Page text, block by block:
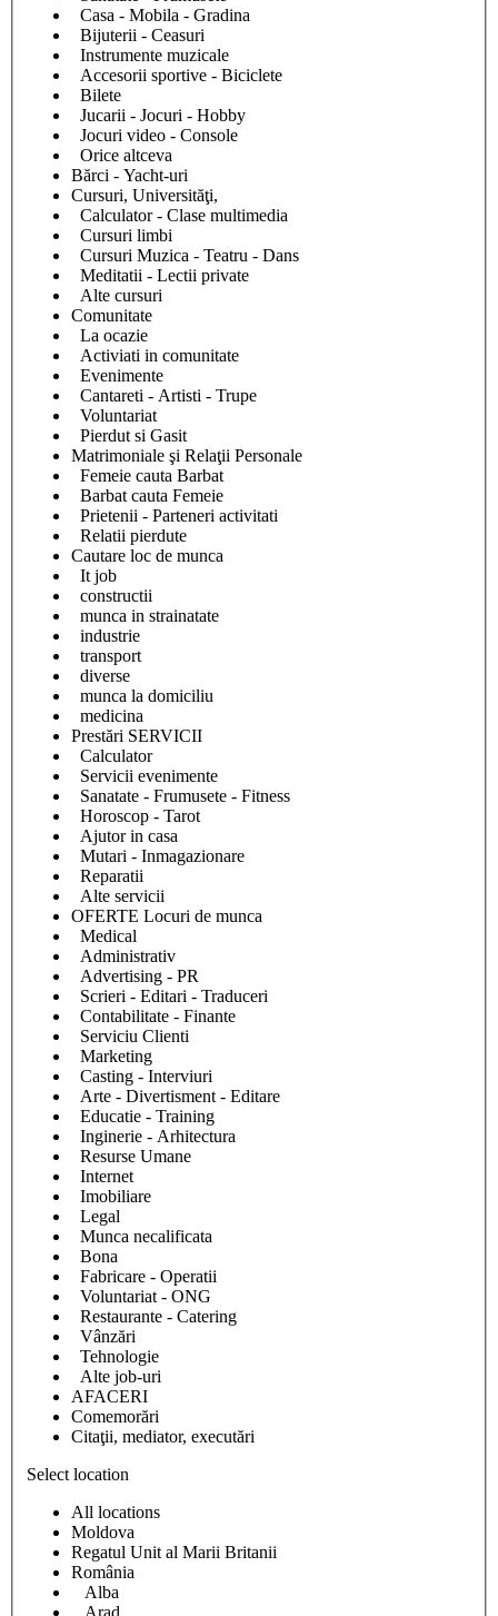
Casa - Mobila - Gradina
Bijuterii - Ceasuri
Instrumente muzicale
Accesorii sportive - Biciclete
Bilete
Jucarii - Jocuri - Hobby
Jocuri video - Console
Orice altceva
Bărci - Yacht-uri
Cursuri, Universităţi,
Calculator - Clase multimedia
Cursuri limbi
Cursuri Muzica - Teatru - Dans
Meditatii - Lectii private
Alte cursuri
Comunitate
La ocazie
Activiati in comunitate
Evenimente
Cantareti - Artisti - Trupe
Voluntariat
Pierdut si Gasit
Matrimoniale şi Relaţii Personale
Femeie cauta Barbat
Barbat cauta Femeie
Prietenii - Parteneri activitati
Relatii pierdute
Cautare loc de munca
It job
constructii
munca in strainatate
industrie
transport
diverse
munca la domiciliu
medicina
Prestări SERVICII
Calculator
Servicii evenimente
Sanatate - Frumusete - Fitness
Horoscop - Tarot
Ajutor in casa
Mutari - Inmagazionare
Reparatii
Alte servicii
OFERTE Locuri de munca
Medical
Administrativ
Advertising - PR
Scrieri - Editari - Traduceri
Contabilitate - Finante
Serviciu Clienti
Marketing
Casting - Interviuri
Arte - Divertisment - Editare
Educatie - Training
Inginerie - Arhitectura
Resurse Umane
Internet
Imobiliare
Legal
Munca necalificata
Bona
Fabricare - Operatii
Voluntariat - ONG
Restaurante - Catering
Vânzări
Tehnologie
Alte job-uri
AFACERI
Comemorări
Citaţii, mediator, executări
Select location
All locations
Moldova
Regatul Unit al Marii Britanii
România
Alba